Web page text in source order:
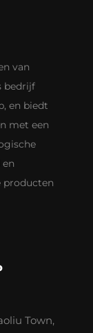
van
bedrijf
en biedt
met een
producten
Town,